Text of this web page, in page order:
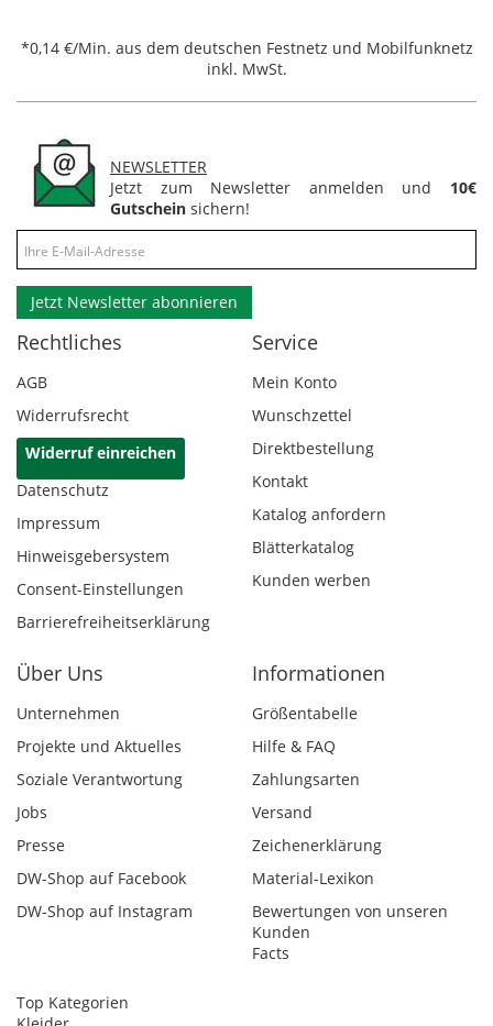
*0,14 €/Min. aus dem deutschen Festnetz und Mobilfunknetz
inkl. MwSt.
NEWSLETTER
Jetzt zum Newsletter anmelden und 10€
Gutschein sichern!
Jetzt Newsletter abonnieren
Rechtliches
AGB
Widerrufsrecht
Widerruf einreichen
Datenschutz
Impressum
Hinweisgebersystem
Consent-Einstellungen
Barrierefreiheitserklärung
Service
Mein Konto
Wunschzettel
Direktbestellung
Kontakt
Katalog anfordern
Blätterkatalog
Kunden werben
Über Uns
Unternehmen
Projekte und Aktuelles
Soziale Verantwortung
Jobs
Presse
DW-Shop auf Facebook
DW-Shop auf Instagram
Informationen
Größentabelle
Hilfe & FAQ
Zahlungsarten
Versand
Zeichenerklärung
Material-Lexikon
Bewertungen von unseren
Kunden
Facts
Top Kategorien